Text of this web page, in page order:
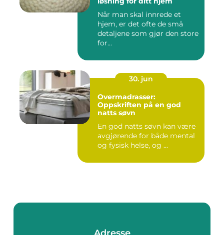
Når man skal innrede et
hjem, er det ofte de små
detaljene som gjør den store
for...
30. jun
Overmadrasser:
Oppskriften på en god
natts søvn
En god natts søvn kan være
avgjørende for både mental
og fysisk helse, og ...